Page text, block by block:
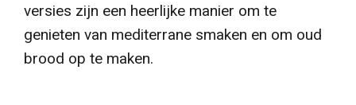
versies zijn een heerlijke manier om te
genieten van mediterrane smaken en om oud
brood op te maken.